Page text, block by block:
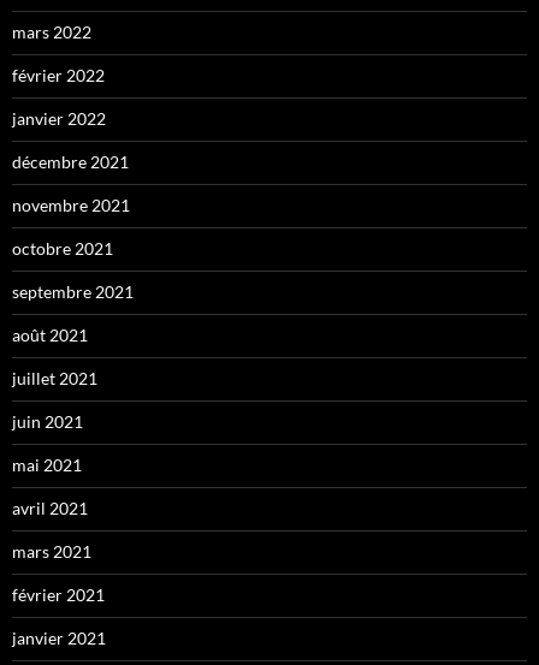
mars 2022
février 2022
janvier 2022
décembre 2021
novembre 2021
octobre 2021
septembre 2021
août 2021
juillet 2021
juin 2021
mai 2021
avril 2021
mars 2021
février 2021
janvier 2021